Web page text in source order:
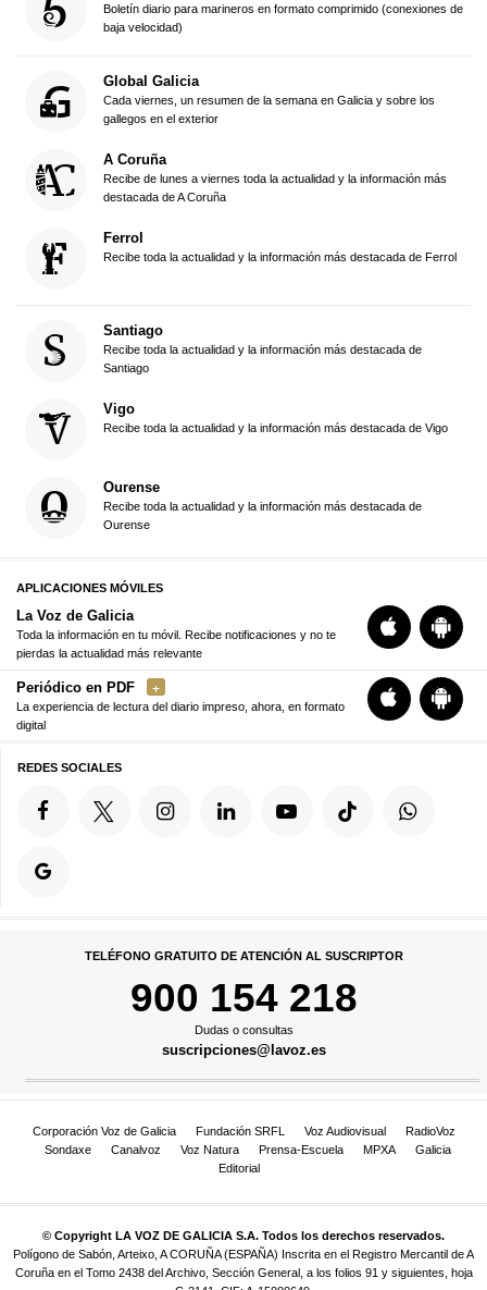
Boletín diario para marineros en formato comprimido (conexiones de
baja velocidad)
Global Galicia
Cada viernes, un resumen de la semana en Galicia y sobre los
gallegos en el exterior
A Coruña
Recibe de lunes a viernes toda la actualidad y la información más
destacada de A Coruña
Ferrol
Recibe toda la actualidad y la información más destacada de Ferrol
Santiago
Recibe toda la actualidad y la información más destacada de
Santiago
Vigo
Recibe toda la actualidad y la información más destacada de Vigo
Ourense
Recibe toda la actualidad y la información más destacada de
Ourense
APLICACIONES MÓVILES
La Voz de Galicia
Toda la información en tu móvil. Recibe notificaciones y no te
pierdas la actualidad más relevante
Periódico en PDF
La experiencia de lectura del diario impreso, ahora, en formato
digital
REDES SOCIALES
TELÉFONO GRATUITO DE ATENCIÓN AL SUSCRIPTOR
900 154 218
Dudas o consultas
suscripciones@lavoz.es
Corporación Voz de Galicia Fundación SRFL Voz Audiovisual
RadioVoz
Sondaxe
Canalvoz Voz Natura Prensa-Escuela MPXA
Galicia
Editorial
© Copyright LA VOZ DE GALICIA S.A. Todos los derechos reservados.
Polígono de Sabón, Arteixo, A CORUÑA (ESPAÑA) Inscrita en el Registro Mercantil de A
Coruña en el Tomo 2438 del Archivo, Sección General, a los folios 91 y siguientes, hoja